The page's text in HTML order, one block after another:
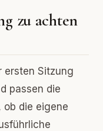
zu achten
ersten Sitzung
passen die
ob die eigene